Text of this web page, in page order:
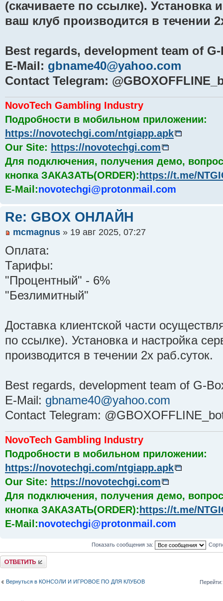
(скачиваете по ссылке). Установка
ваш клуб производится в течении
Best regards, development team of
E-Mail: gbname40@yahoo.com
Contact Telegram:
NovoTech Gambling Industry
Подробности в мобильном приложении:
https://novotechgi.com/ntgiapp.apk
Our Site: https://novotechgi.com
Для подключения, получения демо,
кнопка ЗАКАЗАТЬ(ORDER): https://t.me/
E-Mail:novotechgi@protonmail.com
Re: GBOX ОНЛАЙН
mcmagnus » 19 авг 2025, 07:27
Оплата:
Тарифы:
"Процентный" - 6%
"Безлимитный"
Доставка клиентской части
по ссылке). Установка и настройка
производится в течении 2х раб.суток.
Best regards, development team of G-
E-Mail: gbname40@yahoo.com
Contact Telegram:
NovoTech Gambling Industry
Подробности в мобильном приложении:
https://novotechgi.com/ntgiapp.apk
Our Site: https://novotechgi.com
Для подключения, получения демо,
кнопка ЗАКАЗАТЬ(ORDER): https://t.me/
E-Mail:novotechgi@protonmail.com
Показать сообщения за:
Комментировать
Вернуться в КОНСОЛИ И ИГРОВОЕ ПО ДЛЯ КЛУБОВ Перейти: